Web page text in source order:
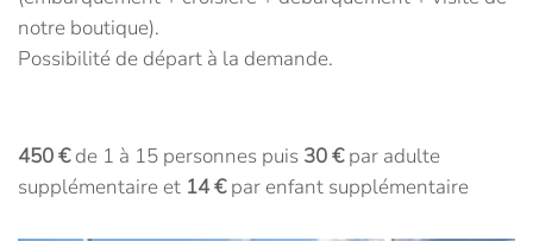
notre boutique).
Possibilité de départ à la demande.
450 €de 1 à 15 personnes puis 30 €par adulte
supplémentaire et 14 €par enfant supplémentaire